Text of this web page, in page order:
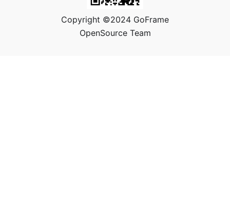
Copyright ©2024 GoFrame
OpenSource Team